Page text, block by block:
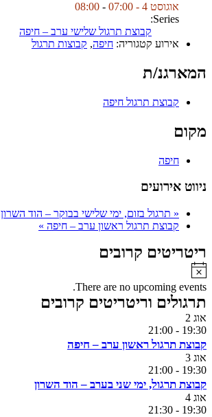
אוגוסט 4 - 07:00 -
08:00
Series:
קבוצת תרגול שלישי ערב – חיפה
אירוע קטגוריה: חיפה, קבוצות תרגול
המארגנ/ת
קבוצת תרגול חיפה
מקום
חיפה
ניווט אירועים
« תרגול בזום, ימי שלישי בבוקר – הוד השרון
קבוצת תרגול ראשון ערב – חיפה »
ריטריטים קרובים
Notice
There are no upcoming events.
תרגולים וריטריטים קרובים
אוג 2
19:30
-
21:00
קבוצת תרגול ראשון ערב – חיפה
אוג 3
19:30
-
21:00
קבוצת תרגול, ימי שני בערב – הוד השרון
אוג 4
19:30
-
21:30